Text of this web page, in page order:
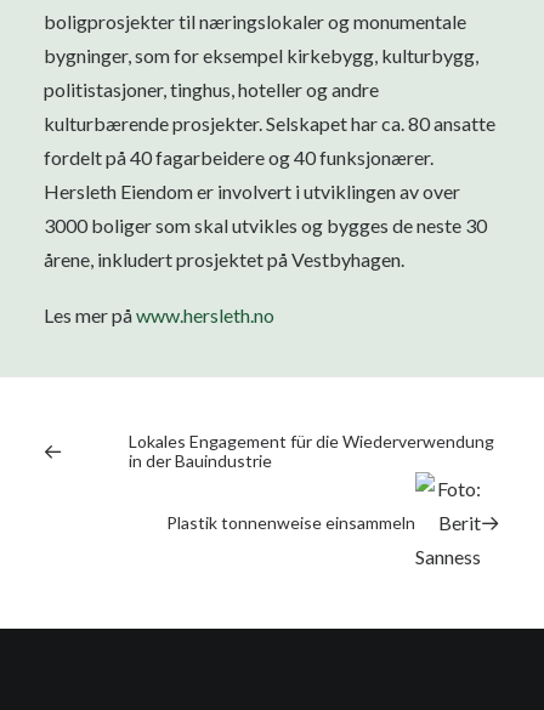
boligprosjekter til næringslokaler og monumentale
bygninger, som for eksempel kirkebygg, kulturbygg,
politistasjoner, tinghus, hoteller og andre
kulturbærende prosjekter. Selskapet har ca. 80 ansatte
fordelt på 40 fagarbeidere og 40 funksjonærer.
Hersleth Eiendom er involvert i utviklingen av over
3000 boliger som skal utvikles og bygges de neste 30
årene, inkludert prosjektet på Vestbyhagen.
Les mer påwww.hersleth.no
Lokales Engagement für die Wiederverwendung
in der Bauindustrie
Plastik tonnenweise einsammeln